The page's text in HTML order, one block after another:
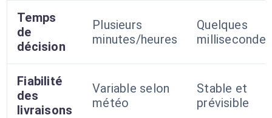
Temps
de
décision
Plusieurs
minutes/heures
Quelques
millisecondes
Fiabilité
des
livraisons
Variable selon
météo
Stable et
prévisible